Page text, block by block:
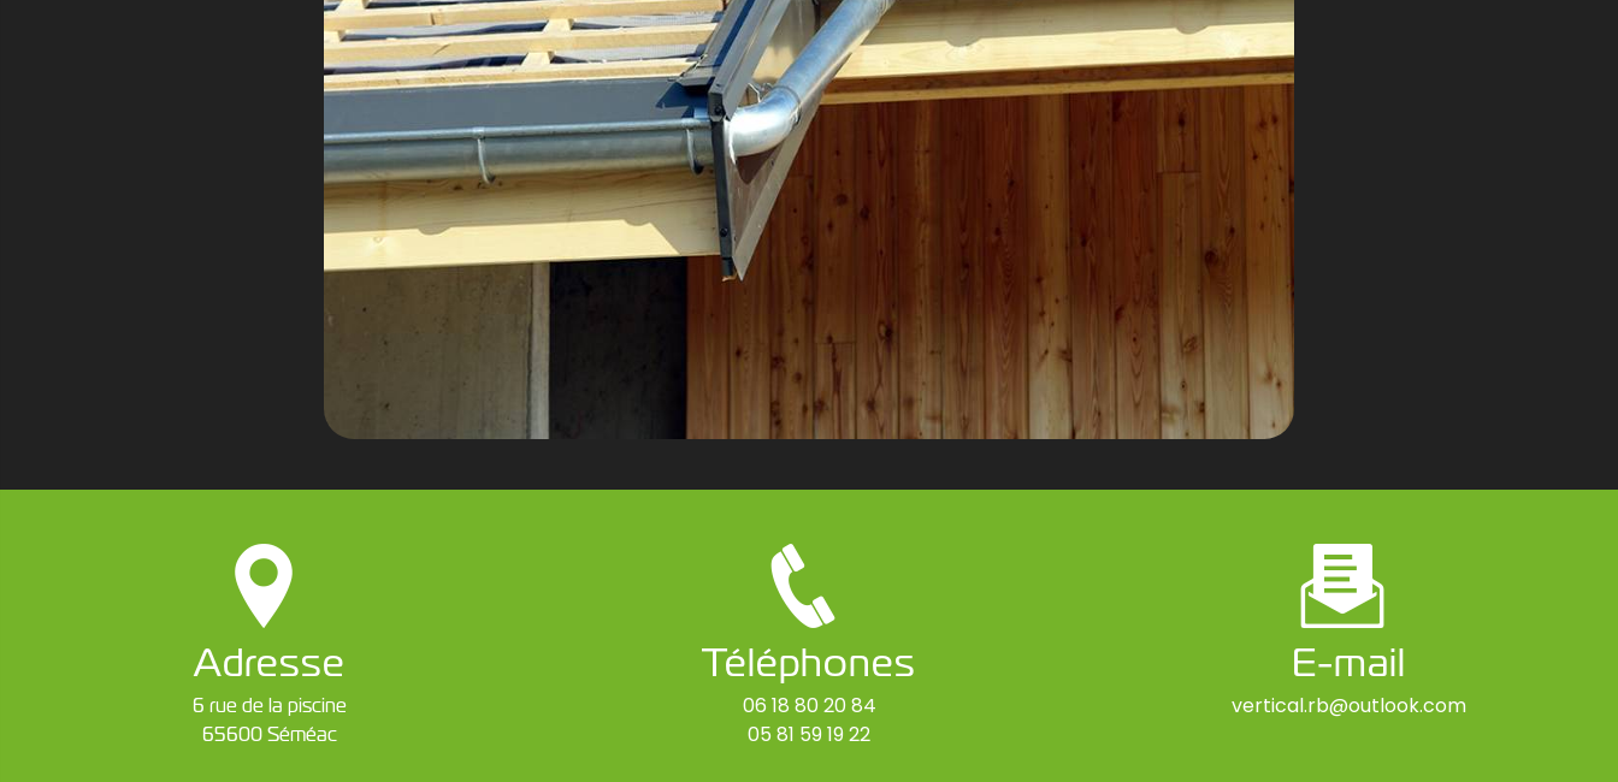
Adresse
6 rue de la piscine
65600 Séméac
Téléphones
06 18 80 20 84
05 81 59 19 22
E-mail
vertical.rb@outlook.com